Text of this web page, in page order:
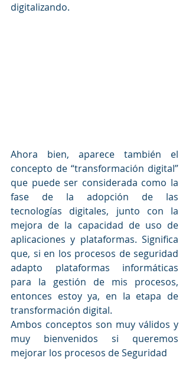
digitalizando.
Ahora bien, aparece también el
concepto de “transformación digital”
que puede ser considerada como la
fase de la adopción de las
tecnologías digitales, junto con la
mejora de la capacidad de uso de
aplicaciones y plataformas. Significa
que, si en los procesos de seguridad
adapto plataformas informáticas
para la gestión de mis procesos,
entonces estoy ya, en la etapa de
transformación digital.
Ambos conceptos son muy válidos y
muy bienvenidos si queremos
mejorar los procesos de Seguridad